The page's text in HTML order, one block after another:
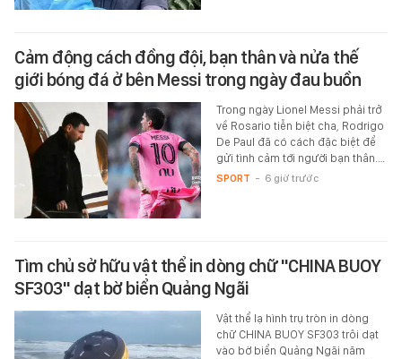
Cảm động cách đồng đội, bạn thân và nửa thế
giới bóng đá ở bên Messi trong ngày đau buồn
Trong ngày Lionel Messi phải trở
về Rosario tiễn biệt cha, Rodrigo
De Paul đã có cách đặc biệt để
gửi tình cảm tới người bạn thân.…
SPORT - 6 giờ trước
Tìm chủ sở hữu vật thể in dòng chữ "CHINA BUOY
SF303" dạt bờ biển Quảng Ngãi
Vật thể lạ hình trụ tròn in dòng
chữ CHINA BUOY SF303 trôi dạt
vào bờ biển Quảng Ngãi năm